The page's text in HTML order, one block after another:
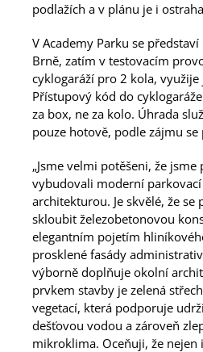
podlažích a v plánu je i
V Academy Parku se
Brně, zatím v testovacím
cyklogaráží pro 2 kola,
Přístupový kód do
za box, ne za kolo. Úhrada
pouze hotově, podle zájmu
„Jsme velmi potěšeni, že
vybudovali moderní
architekturou. Je skvělé, že se
skloubit železobetonovou
elegantním pojetím
prosklené fasády
výborně doplňuje okolní
prvkem stavby je zelená
vegetací, která podporuje
dešťovou vodou a zároveň
mikroklima. Oceňuji, že nejen